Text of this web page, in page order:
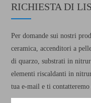
RICHIESTA DI
Per domande sui nostri
ceramica, accenditori a
di quarzo, substrati in
elementi riscaldanti in
tua e-mail e ti